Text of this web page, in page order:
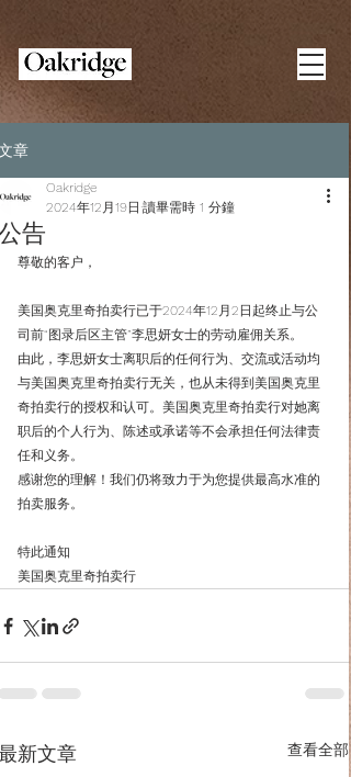
章
告
Oakridge
2024年12月19日 讀畢需時 1 分鐘
尊敬的客户，
美国奥克里奇拍卖行已于2024年12月2日起终止与公
司前“图录后区主管”李思妍女士的劳动雇佣关系。
由此，李思妍女士离职后的任何行为、交流或活动均
与美国奥克里奇拍卖行无关，也从未得到美国奥克里
奇拍卖行的授权和认可。美国奥克里奇拍卖行对她离
职后的个人行为、陈述或承诺等不会承担任何法律责
任和义务。
感谢您的理解！我们仍将致力于为您提供最高水准的
拍卖服务。
特此通知
美国奥克里奇拍卖行
新文章 查看全部